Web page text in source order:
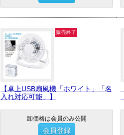
販売終了
【卓上USB扇風機「ホワイト」「名
入れ対応可能」】
卸価格は会員のみ公開
会員登録